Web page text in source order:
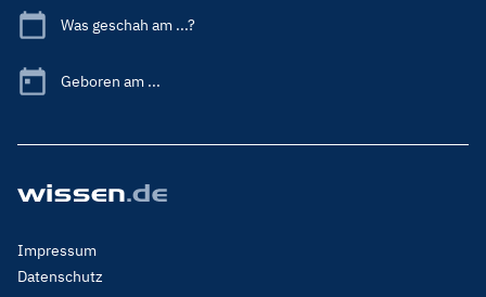
Was geschah am ...?
Geboren am ...
Footer
Menu
Impressum
Datenschutz